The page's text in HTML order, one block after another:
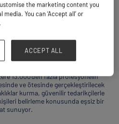
ağınızı
13.000'den fazla profesyonelin
ve ötesinde gerçekleştirilecek
kurma, güvenilir tedarikçilerle
belirleme konusunda eşsiz bir
sunuyor.
the marketing content you
You can ‘Accept all’ or
ACCEPT ALL